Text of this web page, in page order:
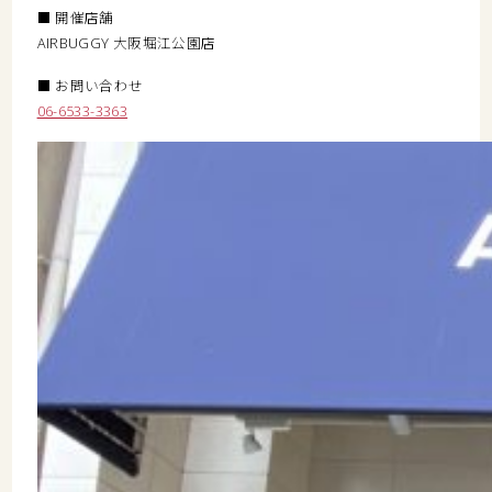
■ 開催店舗
AIRBUGGY 大阪堀江公園店
■ お問い合わせ
06-6533-3363